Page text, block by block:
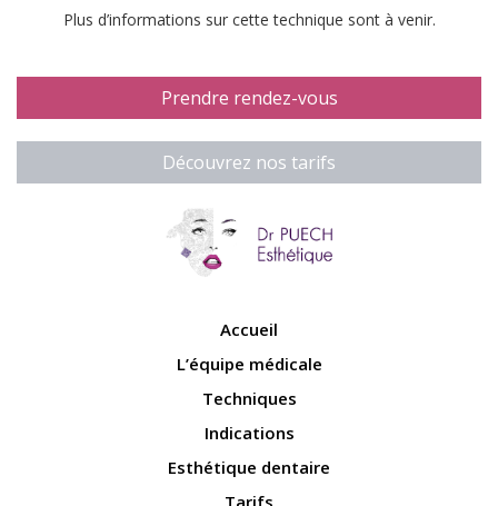
Plus d’informations sur cette technique sont à venir.
Prendre rendez-vous
Découvrez nos tarifs
Accueil
L’équipe médicale
Techniques
Indications
Esthétique dentaire
Tarifs